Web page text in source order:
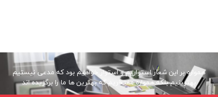
همواره بر این شعار استواریم و استوار خواهیم بود که مدعی نیستیم
بهترینیم بلکه همواره مفتخریم که بهترین ها ما را برگزیده اند